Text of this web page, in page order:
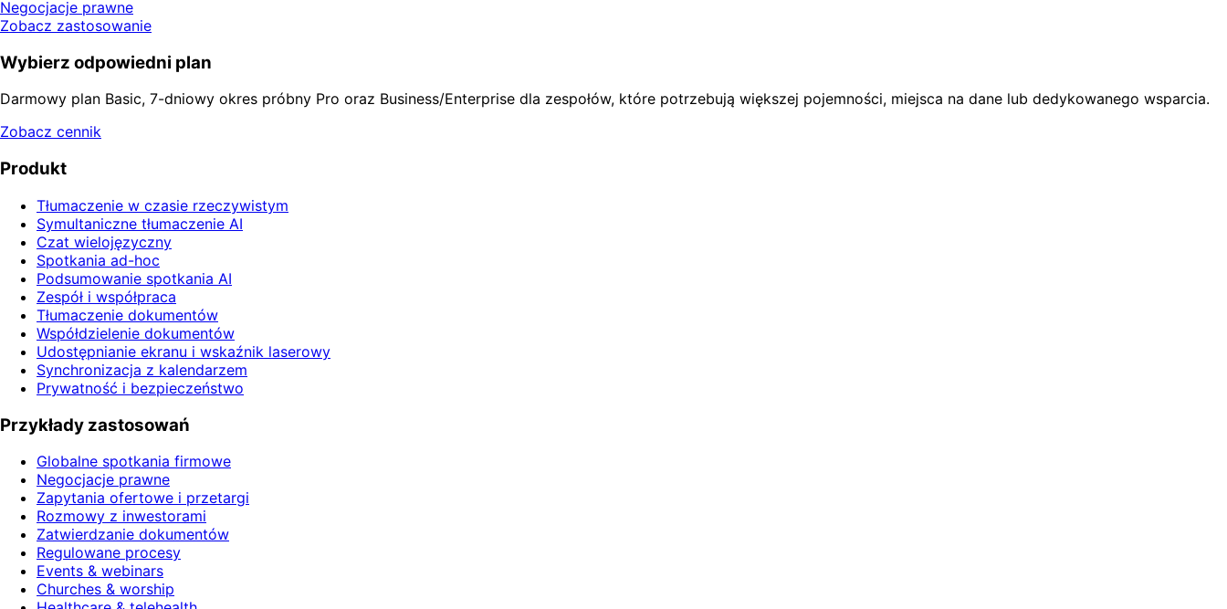
Negocjacje prawne
Zobacz zastosowanie
Wybierz odpowiedni plan
Darmowy plan Basic, 7-dniowy okres próbny Pro oraz Business/Enterprise dla zespołów, które potrzebują większej pojemności, miejsca na dane lub dedykowanego wsparcia.
Zobacz cennik
Produkt
Tłumaczenie w czasie rzeczywistym
Symultaniczne tłumaczenie AI
Czat wielojęzyczny
Spotkania ad-hoc
Podsumowanie spotkania AI
Zespół i współpraca
Tłumaczenie dokumentów
Współdzielenie dokumentów
Udostępnianie ekranu i wskaźnik laserowy
Synchronizacja z kalendarzem
Prywatność i bezpieczeństwo
Przykłady zastosowań
Globalne spotkania firmowe
Negocjacje prawne
Zapytania ofertowe i przetargi
Rozmowy z inwestorami
Zatwierdzanie dokumentów
Regulowane procesy
Events & webinars
Churches & worship